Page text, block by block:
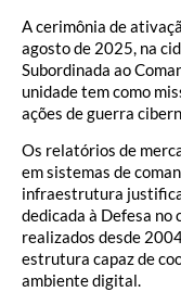
A cerimônia de
agosto de 2025, na
Subordinada ao
unidade tem como
ações de guerra
Os relatórios de
em sistemas de
infraestrutura
dedicada à Defesa no
realizados desde
estrutura capaz de
ambiente digital.